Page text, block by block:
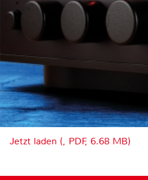
Jetzt laden (, PDF, 6.68 MB)